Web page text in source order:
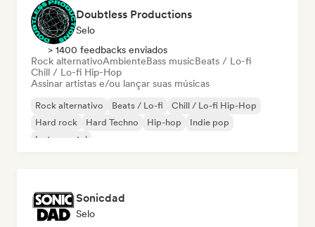
Doubtless Productions
Selo
> 1400 feedbacks enviados
Rock alternativoAmbienteBass musicBeats / Lo-fi
Chill / Lo-fi Hip-Hop
Assinar artistas e/ou lançar suas músicas
Rock alternativo Beats / Lo-fi
Chill / Lo-fi Hip-Hop
Hard rock
Hard Techno Hip-hop
Indie pop
Instrumental
Sonicdad
Selo